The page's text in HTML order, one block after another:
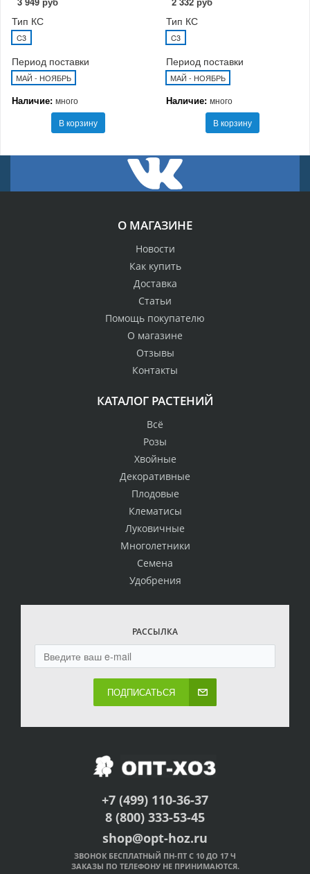
Тип КС
C3
Период поставки
МАЙ - НОЯБРЬ
Наличие: много
В корзину
Тип КС
C3
Период поставки
МАЙ - НОЯБРЬ
Наличие: много
В корзину
О МАГАЗИНЕ
Новости
Как купить
Доставка
Статьи
Помощь покупателю
О магазине
Отзывы
Контакты
КАТАЛОГ РАСТЕНИЙ
Всё
Розы
Хвойные
Декоративные
Плодовые
Клематисы
Луковичные
Многолетники
Семена
Удобрения
РАССЫЛКА
ПОДПИСАТЬСЯ
+7 (499) 110-36-37
8 (800) 333-53-45
shop@opt-hoz.ru
ЗВОНОК БЕСПЛАТНЫЙ ПН-ПТ С 10 ДО 17 Ч
ЗАКАЗЫ ПО ТЕЛЕФОНУ НЕ ПРИНИМАЮТСЯ.